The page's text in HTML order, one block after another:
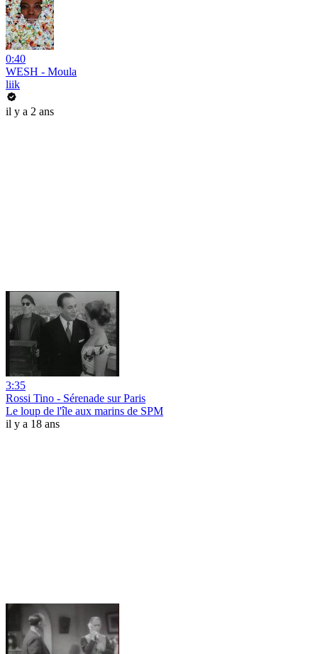
0:40
WESH - Moula
liik
il y a 2 ans
3:35
Rossi Tino - Sérenade sur Paris
Le loup de l'île aux marins de SPM
il y a 18 ans